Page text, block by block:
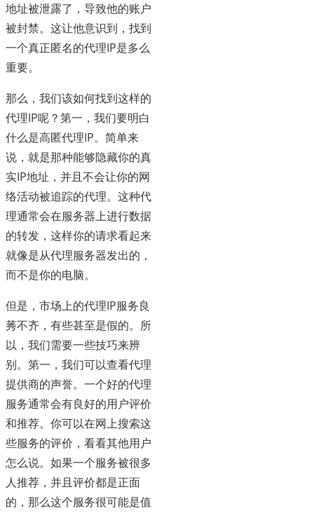
地址被泄露了，导致他的账户
被封禁。这让他意识到，找到
一个真正匿名的代理IP是多么
重要。
那么，我们该如何找到这样的
代理IP呢？第一，我们要明白
什么是高匿代理IP。简单来
说，就是那种能够隐藏你的真
实IP地址，并且不会让你的网
络活动被追踪的代理。这种代
理通常会在服务器上进行数据
的转发，这样你的请求看起来
就像是从代理服务器发出的，
而不是你的电脑。
但是，市场上的代理IP服务良
莠不齐，有些甚至是假的。所
以，我们需要一些技巧来辨
别。第一，我们可以查看代理
提供商的声誉。一个好的代理
服务通常会有良好的用户评价
和推荐。你可以在网上搜索这
些服务的评价，看看其他用户
怎么说。如果一个服务被很多
人推荐，并且评价都是正面
的，那么这个服务很可能是值